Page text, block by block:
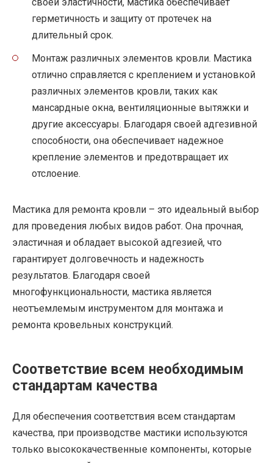
герметичность и защиту от протечек на
длительный срок.
Монтаж различных элементов кровли. Мастика
отлично справляется с креплением и установкой
различных элементов кровли, таких как
мансардные окна, вентиляционные вытяжки и
другие аксессуары. Благодаря своей адгезивной
способности, она обеспечивает надежное
крепление элементов и предотвращает их
отслоение.
Мастика для ремонта кровли – это идеальный выбор
для проведения любых видов работ. Она прочная,
эластичная и обладает высокой адгезией, что
гарантирует долговечность и надежность
результатов. Благодаря своей
многофункциональности, мастика является
неотъемлемым инструментом для монтажа и
ремонта кровельных конструкций.
Соответствие всем необходимым
стандартам качества
Для обеспечения соответствия всем стандартам
качества, при производстве мастики используются
только высококачественные компоненты, которые